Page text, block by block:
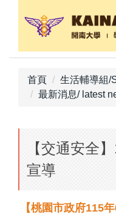
首頁
生活輔導組/
最新消息/ latest
【交通安全
宣導
【桃園市政府115